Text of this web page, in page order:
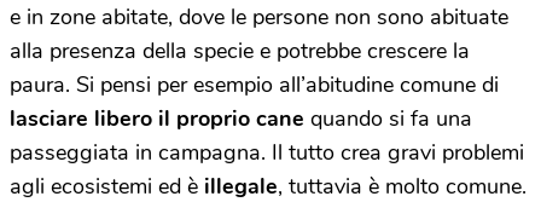
e in zone abitate, dove le persone non sono abituate
alla presenza della specie e potrebbe crescere la
paura. Si pensi per esempio all’abitudine comune di
lasciare libero il proprio cane quando si fa una
passeggiata in campagna. Il tutto crea gravi problemi
agli ecosistemi ed è illegale, tuttavia è molto comune.